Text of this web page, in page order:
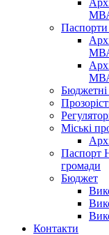
Міські
Паспорт
громади
Бюджет
Контакти